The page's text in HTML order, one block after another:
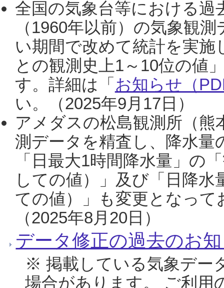
全国の気象台等における過
（1960年以前）の気象観
い期間で改めて統計を実
との観測史上1～10位の値
す。詳細は「 お知らせ（
い。（2025年9月17日）
アメダスの松島観測所（熊
測データを精査し、降水
「日最大1時間降水量」の
しての値）」及び「日降
ての値）」も変更となっ
（2025年8月20日）
データ修正の過去のお
※ 掲載している気象デー
場合があります。 ご利用